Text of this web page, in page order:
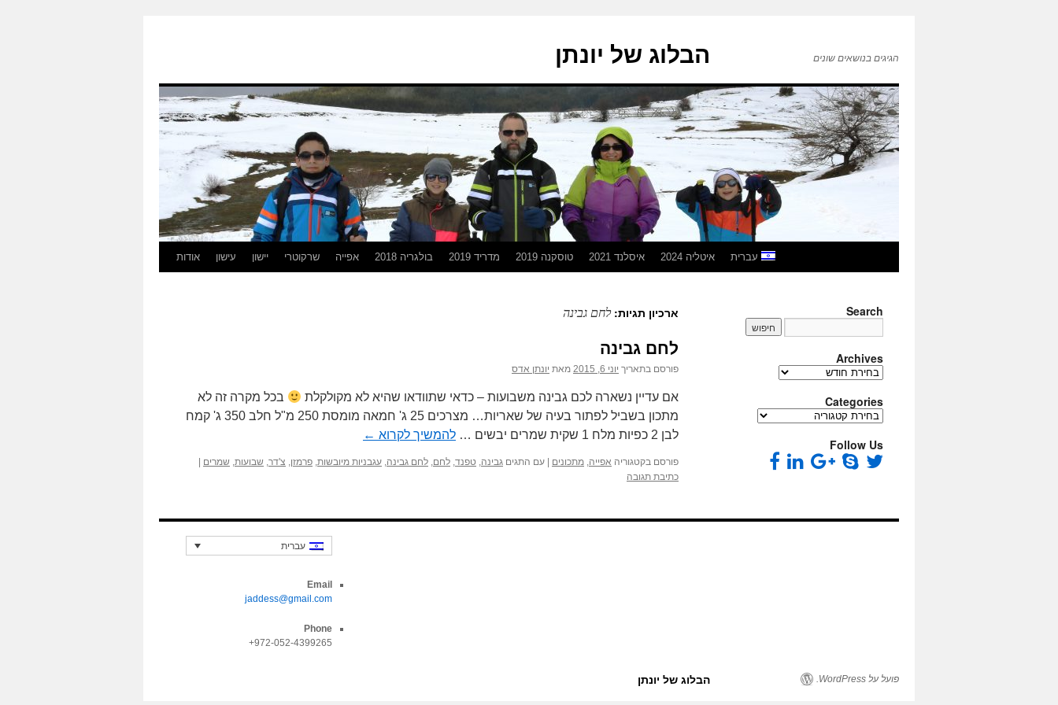
הבלוג של יונתן הגיגים בנושאים שונים
אודות עישון יישון שרקוטרי אפייה בולגריה 2018 מדריד 2019 טוסקנה 2019 איסלנד 2021 איטליה 2024 עברית
ארכיון תגיות:לחם גבינה
לחם גבינה
פורסם בתאריך יוני 6, 2015 מאת יונתן אדס
אם עדיין נשארה לכם גבינה משבועות – כדאי שתוודאו שהיא לא מקולקלת
בכל מקרה זה לא
מתכון בשביל לפתור בעיה של שאריות… מצרכים 25 ג' חמאה מומסת 250 מ"ל חלב 350 ג' קמח
לבן 2 כפיות מלח 1 שקית שמרים יבשים …
להמשיך לקרוא ←
פורסם בקטגוריה אפייה, מתכונים עם התגים גבינה, טפנד, לחם, לחם גבינה, עגבניות מיובשות, פרמזן, צ'דר, שבועות, שמרים
כתיבת תגובה
Search
Archives
Archives
Categories
Categories
Follow Us
עברית
Email
jaddess@gmail.com
Phone
972-052-4399265+
הבלוג של יונתן פועל על WordPress.